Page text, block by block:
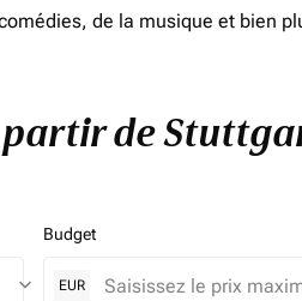
de la musique et bien
partir de
keyboard_arrow_down
Budget
EUR